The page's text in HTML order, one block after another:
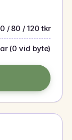
/ 80 / 120 tkr
(0 vid byte)